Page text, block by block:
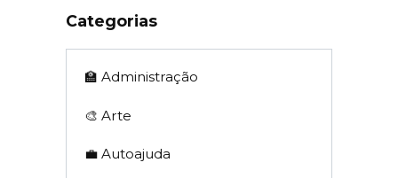
Categorias
🏫 Administração
🎨 Arte
💼 Autoajuda